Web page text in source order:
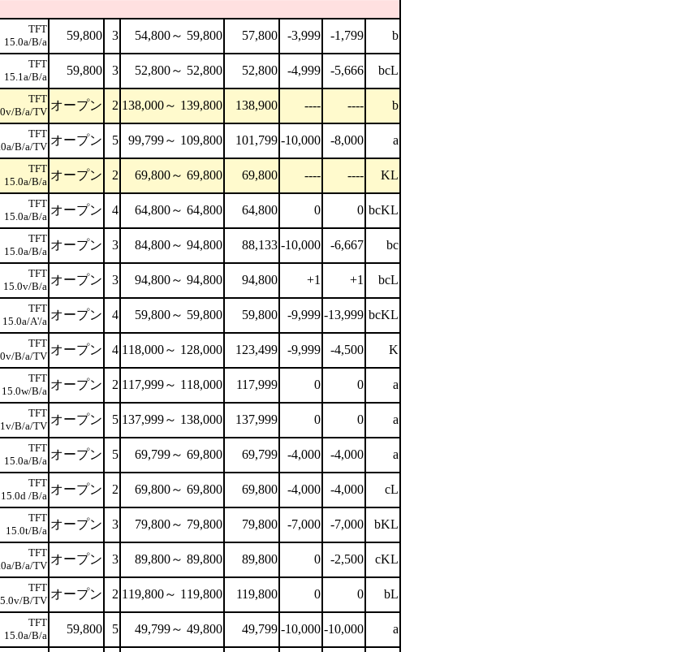
TFT
15.0a/B/a
59,800 3 54,800～ 59,800 57,800 -3,999 -1,799
b
TFT
15.1a/B/a
59,800 3 52,800～ 52,800 52,800 -4,999 -5,666
bcL
TFT
B/a/TV オープン 2 138,000～ 139,800 138,900 ---- ----
b
TFT
B/a/TV オープン 5 99,799～ 109,800 101,799 -10,000 -8,000
a
TFT
15.0a/B/a オープン 2 69,800～ 69,800 69,800 ---- ----
KL
TFT
15.0a/B/a オープン 4 64,800～ 64,800 64,800 0 0 bcKL
TFT
15.0a/B/a オープン 3 84,800～ 94,800 88,133 -10,000 -6,667
bc
TFT
15.0v/B/a オープン 3 94,800～ 94,800 94,800 +1 +1
bcL
TFT
15.0a/A'/a オープン 4 59,800～ 59,800 59,800 -9,999 -13,999 bcKL
TFT
B/a/TV オープン 4 118,000～ 128,000 123,499 -9,999 -4,500
K
TFT
15.0w/B/a オープン 2 117,999～ 118,000 117,999 0 0
a
TFT
B/a/TV オープン 5 137,999～ 138,000 137,999 0 0
a
TFT
15.0a/B/a オープン 5 69,799～ 69,800 69,799 -4,000 -4,000
a
TFT
15.0d /B/a オープン 2 69,800～ 69,800 69,800 -4,000 -4,000
cL
TFT
15.0t/B/a オープン 3 79,800～ 79,800 79,800 -7,000 -7,000
bKL
TFT
B/a/TV オープン 3 89,800～ 89,800 89,800 0 -2,500
cKL
TFT
B/TV オープン 2 119,800～ 119,800 119,800 0 0
bL
TFT
15.0a/B/a
59,800 5 49,799～ 49,800 49,799 -10,000 -10,000
a